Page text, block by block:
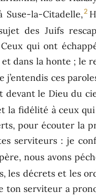
la-Citadelle,2
des Juifs
qui ont
dans la honte ; le
j’entendis ces
devant le Dieu du
la fidélité à ceux
pour écouter la
serviteurs : je
nous avons
les décrets et les
ton serviteur a